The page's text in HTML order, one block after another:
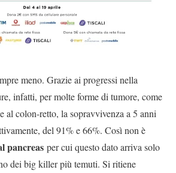
meno. Grazie ai progressi nella
infatti, per molte forme di tumore, come
al colon-retto, la sopravvivenza a 5 anni
del 91% e 66%. Così non è
pancreas per cui questo dato arriva solo
dei big killer più temuti. Si ritiene